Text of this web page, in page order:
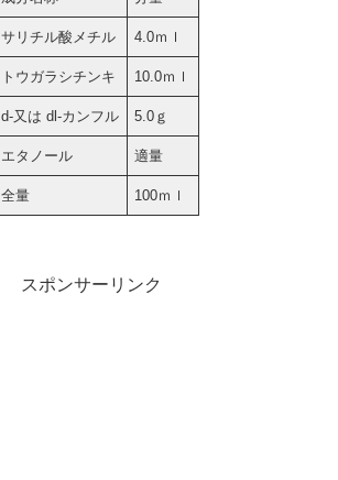
サリチル酸メチル 4.0ｍｌ
トウガラシチンキ 10.0ｍｌ
d‐又は dl‐カンフル 5.0ｇ
エタノール 適量
全量 100ｍｌ
スポンサーリンク